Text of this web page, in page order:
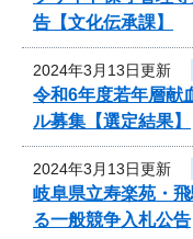
告【文化伝承課】
2024年3月13日更新
令和6年度若年層献
ル募集【選定結果】
2024年3月13日更新
岐阜県立寿楽苑・
る一般競争入札公告